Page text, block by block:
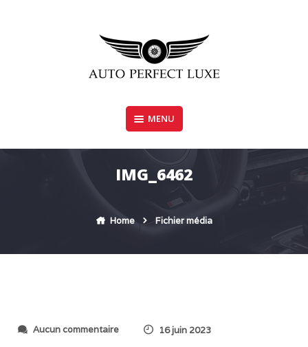
AUTO PERFECT LUXE
MENU
IMG_6462
Home Fichier média
Aucun commentaires
16 juin 2023